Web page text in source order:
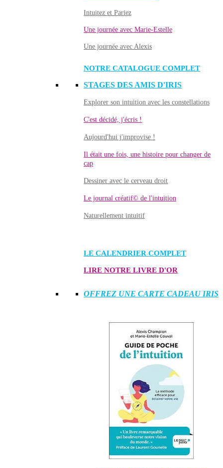
Intuitez et Pariez
Une journée avec Marie-Estelle
Une journée avec Alexis
NOTRE CATALOGUE COMPLET
STAGES DES AMIS D'IRIS
Explorer son intuition avec les constellations
C'est décidé, j'écris !
Aujourd'hui j'improvise !
Il était une fois, une histoire pour changer de
cap
Dessiner avec le cerveau droit
Le journal créatif© de l'intuition
Naturellement intuitif
LE CALENDRIER COMPLET
LIRE NOTRE LIVRE D'OR
OFFREZ UNE CARTE CADEAU IRIS